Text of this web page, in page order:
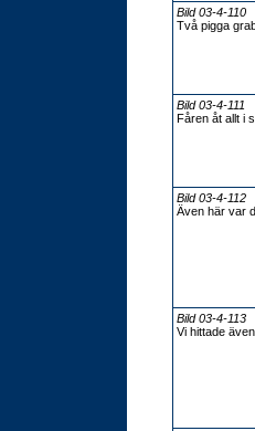
Bild 03-4-110
Två pigga
Bild 03-4-111
Fåren åt allt i
Bild 03-4-112
Även här var
Bild 03-4-113
Vi hittade